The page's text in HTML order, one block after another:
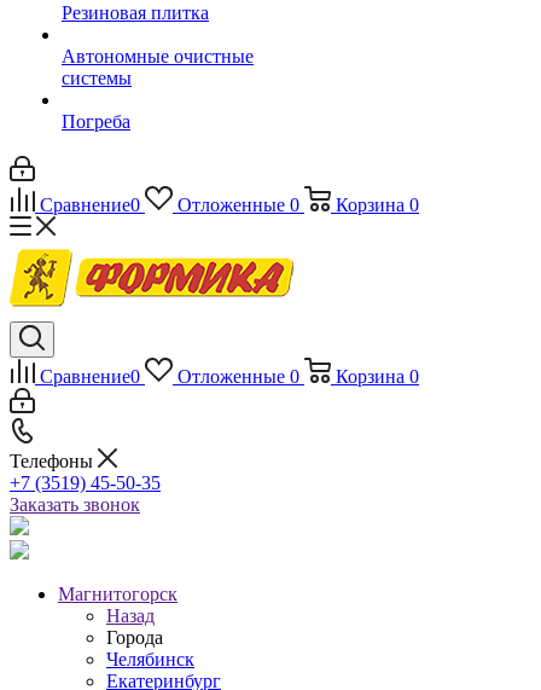
Резиновая плитка
Автономные очистные
системы
Погреба
Сравнение0 Отложенные 0 Корзина 0
Сравнение0 Отложенные 0 Корзина 0
Телефоны
+7 (3519) 45-50-35
Заказать звонок
Магнитогорск
Назад
Города
Челябинск
Екатеринбург